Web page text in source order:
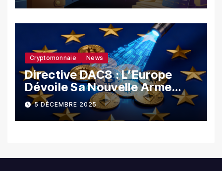
Cryptomonnaie News
Directive DAC8 : L’Europe
Dévoile Sa Nouvelle Arme
Contre La Fraude Fiscale
Crypto
5 DÉCEMBRE 2025